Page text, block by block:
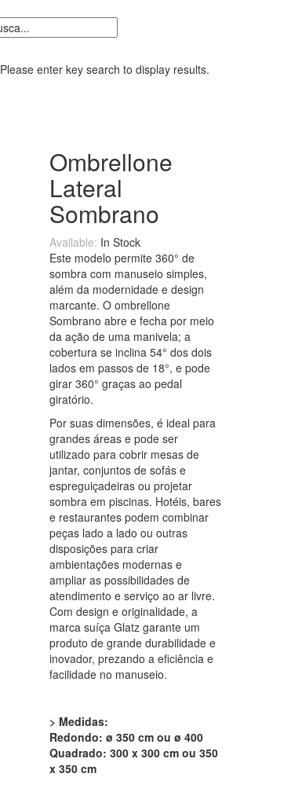
Please enter key search to display results.
Ombrellone
Lateral
Sombrano
Available: In Stock
Este modelo permite 360° de
sombra com manuseio simples,
além da modernidade e design
marcante. O ombrellone
Sombrano abre e fecha por meio
da ação de uma manivela; a
cobertura se inclina 54° dos dois
lados em passos de 18°, e pode
girar 360° graças ao pedal
giratório.
Por suas dimensões, é ideal para
grandes áreas e pode ser
utilizado para cobrir mesas de
jantar, conjuntos de sofás e
espreguiçadeiras ou projetar
sombra em piscinas. Hotéis, bares
e restaurantes podem combinar
peças lado a lado ou outras
disposições para criar
ambientações modernas e
ampliar as possibilidades de
atendimento e serviço ao ar livre.
Com design e originalidade, a
marca suíça Glatz garante um
produto de grande durabilidade e
inovador, prezando a eficiência e
facilidade no manuseio.
> Medidas:
Redondo: ø 350 cm ou ø 400
Quadrado: 300 x 300 cm ou 350
x 350 cm